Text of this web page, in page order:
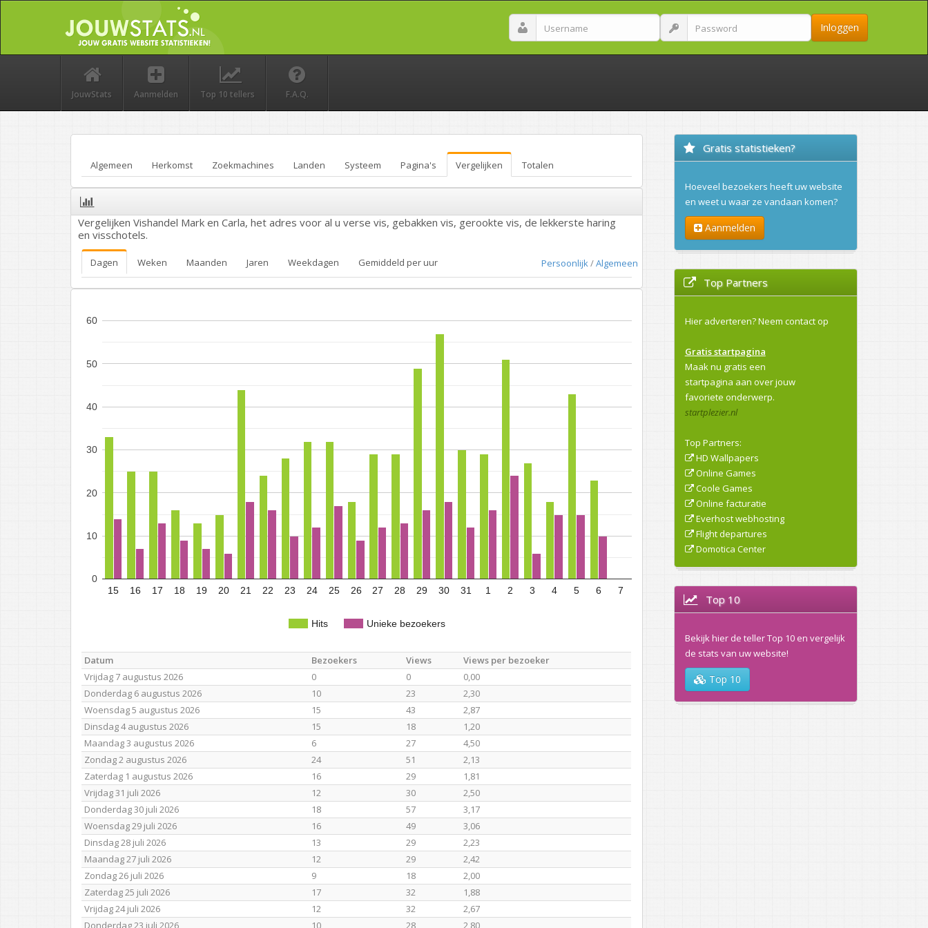
Inloggen
JouwStats Aanmelden Top 10 tellers F.A.Q.
Algemeen Herkomst Zoekmachines Landen Systeem Pagina's Vergelijken Totalen
Vergelijken Vishandel Mark en Carla, het adres voor al u verse vis, gebakken vis, gerookte vis, de lekkerste haring
en visschotels.
Persoonlijk /Algemeen
Dagen Weken Maanden Jaren Weekdagen Gemiddeld per uur
Hits Unieke bezoekers
15 16 17 18 19 20 21 22 23 24 25 26 27 28 29 30 31 1 2 3 4 5 6 7
0
10
20
30
40
50
60
Datum Bezoekers Views
Views per bezoeker
Vrijdag 7 augustus 2026
0 0
0,00
Donderdag 6 augustus 2026
10 23
2,30
Woensdag 5 augustus 2026
15 43
2,87
Dinsdag 4 augustus 2026
15 18
1,20
Maandag 3 augustus 2026
6 27
4,50
Zondag 2 augustus 2026
24 51
2,13
Zaterdag 1 augustus 2026
16 29
1,81
Vrijdag 31 juli 2026
12 30
2,50
Donderdag 30 juli 2026
18 57
3,17
Woensdag 29 juli 2026
16 49
3,06
Dinsdag 28 juli 2026
13 29
2,23
Maandag 27 juli 2026
12 29
2,42
Zondag 26 juli 2026
9 18
2,00
Zaterdag 25 juli 2026
17 32
1,88
Vrijdag 24 juli 2026
12 32
2,67
Donderdag 23 juli 2026
10 28 2,80
Gratis statistieken?
Hoeveel bezoekers heeft uw website
en weet u waar ze vandaan komen?
Aanmelden
Top Partners
Hier adverteren?Neem contact op
Gratis startpagina
Maak nu gratis een
startpagina aan over jouw
favoriete onderwerp.
startplezier.nl
Top Partners:
HD Wallpapers
Online Games
Coole Games
Online facturatie
Everhost webhosting
Flight departures
Domotica Center
Top 10
Bekijk hier de teller Top 10 en vergelijk
de stats van uw website!
Top 10